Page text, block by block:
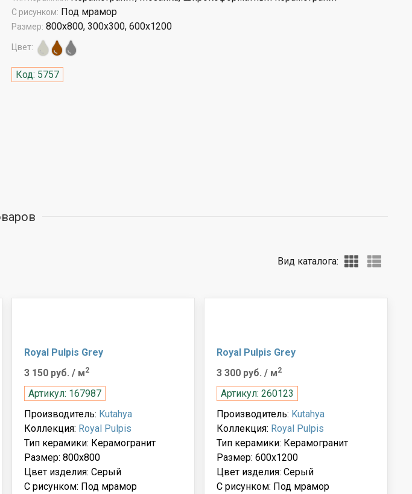
С рисунком: Под мрамор
Размер: 800x800, 300x300, 600x1200
Цвет:
Код: 5757
Вид каталога:
Royal Pulpis Grey
3 150 руб. / м2
Артикул: 167987
Производитель: Kutahya
Коллекция: Royal Pulpis
Тип керамики: Керамогранит
Размер: 800x800
Цвет изделия: Серый
С рисунком: Под мрамор
Royal Pulpis Grey
3 300 руб./ м2
Артикул: 260123
Производитель: Kutahya
Коллекция: Royal Pulpis
Тип керамики: Керамогранит
Размер: 600x1200
Цвет изделия: Серый
С рисунком: Под мрамор